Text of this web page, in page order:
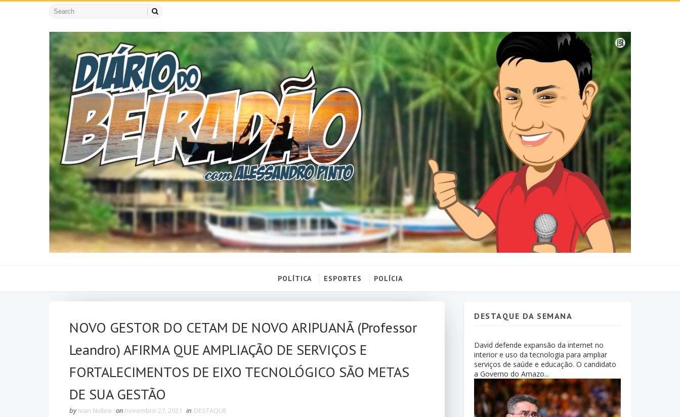
POLÍTICA ESPORTES POLÍCIA
NOVO GESTOR DO CETAM DE NOVO ARIPUANÃ (Professor
Leandro) AFIRMA QUE AMPLIAÇÃO DE SERVIÇOS E
FORTALECIMENTOS DE EIXO TECNOLÓGICO SÃO METAS
DE SUA GESTÃO
by Ivan Nobre on novembro 27, 2021 in DESTAQUE
DESTAQUE DA SEMANA
David defende expansão da internet no
interior e uso da tecnologia para ampliar
serviços de saúde e educação. O candidato
a Governo do Amazo...